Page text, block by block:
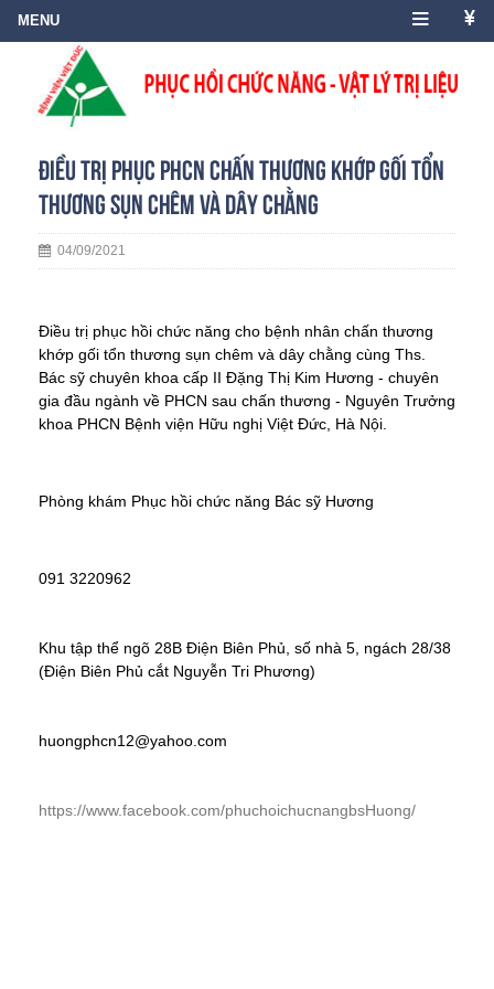
Điều trị phục PHCN chấn thương khớp gối tổn
thương sụn chêm và dây chằng
04/09/2021
Điều trị phục hồi chức năng cho bệnh nhân chấn thương
khớp gối tổn thương sụn chêm và dây chằng cùng Ths.
Bác sỹ chuyên khoa cấp II Đặng Thị Kim Hương - chuyên
gia đầu ngành về PHCN sau chấn thương - Nguyên Trưởng
khoa PHCN Bệnh viện Hữu nghị Việt Đức, Hà Nội.
Phòng khám Phục hồi chức năng Bác sỹ Hương
091 3220962
Khu tập thể ngõ 28B Điện Biên Phủ, số nhà 5, ngách 28/38
(Điện Biên Phủ cắt Nguyễn Tri Phương)
huongphcn12@yahoo.com
https://www.facebook.com/phuchoichucnangbsHuong/